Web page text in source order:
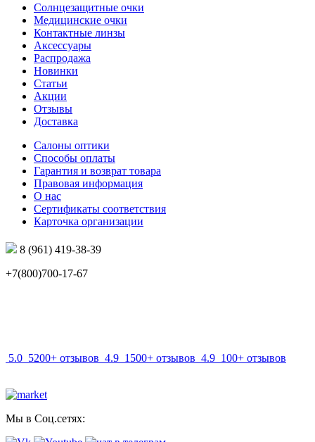
Солнцезащитные очки
Медицинские очки
Контактные линзы
Аксессуары
Распродажа
Новинки
Статьи
Акции
Отзывы
Доставка
Салоны оптики
Способы оплаты
Гарантия и возврат товара
Правовая информация
О нас
Сертификаты соответствия
Карточка организации
8 (961) 419-38-39
+7(800)700-17-67
5.0 5200+ отзывов 4.9 1500+ отзывов 4.9 100+ отзывов
Мы в Соц.сетях: